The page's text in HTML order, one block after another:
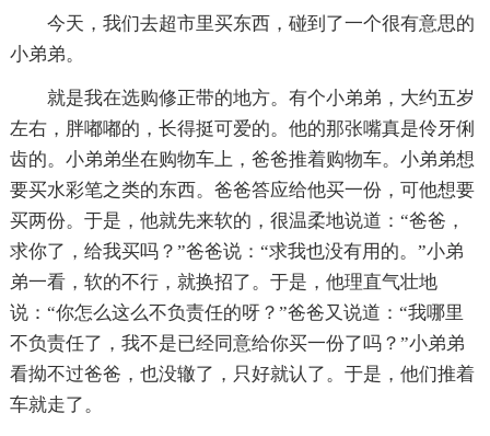
今天，我们去超市里买东西，碰到了一个很有意思的
小弟弟。
就是我在选购修正带的地方。有个小弟弟，大约五岁
左右，胖嘟嘟的，长得挺可爱的。他的那张嘴真是伶牙俐
齿的。小弟弟坐在购物车上，爸爸推着购物车。小弟弟想
要买水彩笔之类的东西。爸爸答应给他买一份，可他想要
买两份。于是，他就先来软的，很温柔地说道：“爸爸，
求你了，给我买吗？”爸爸说：“求我也没有用的。”小弟
弟一看，软的不行，就换招了。于是，他理直气壮地
说：“你怎么这么不负责任的呀？”爸爸又说道：“我哪里
不负责任了，我不是已经同意给你买一份了吗？”小弟弟
看拗不过爸爸，也没辙了，只好就认了。于是，他们推着
车就走了。